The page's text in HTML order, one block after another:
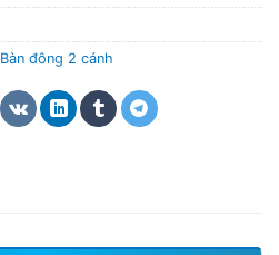
Bàn đông 2 cánh